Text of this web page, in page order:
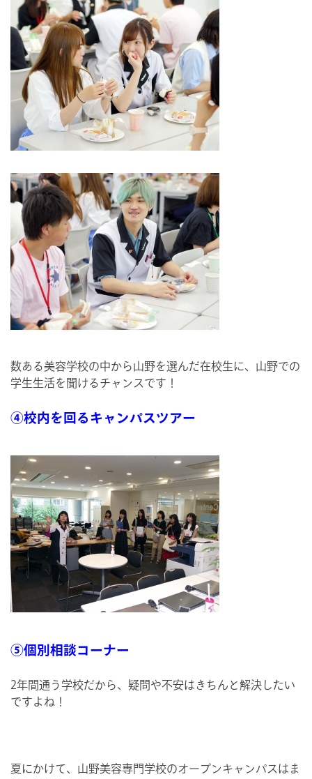
数ある美容学校の中から山野を選んだ在校生に、山野での
学生生活を聞けるチャンスです！
④校内を回るキャンパスツアー
⑤個別相談コーナー
2年間通う学校だから、疑問や不安はきちんと解決したい
ですよね！
夏にかけて、山野美容専門学校のオープンキャンパスはま